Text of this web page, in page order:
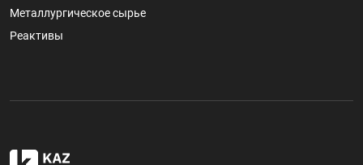
Металлургическое сырье
Реактивы